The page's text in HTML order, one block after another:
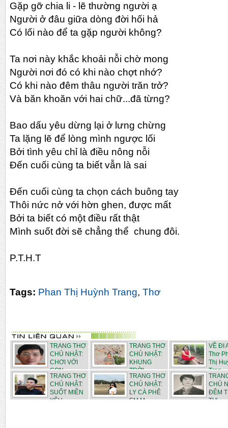
Gặp gỡ chia li - lẽ thường người ạ
Người ở đâu giữa dòng đời hối hả
Có lối nào để ta gặp người không?
Ta nơi này khắc khoải nỗi chờ mong
Người nơi đó có khi nào chợt nhớ?
Có khi nào đêm thâu người trăn trở?
Và băn khoăn với hai chữ...đã từng?
Bao dấu yêu dừng lại ở lưng chừng
Ta lặng lẽ để lòng mình ngược lối
Bởi tình yêu chỉ là điều nông nỗi
Đến cuối cùng ta biết vẫn là sai
Đến cuối cùng ta chọn cách buông tay
Thôi nức nở với hờn ghen, được mất
Bởi ta biết có một điều rất thật
Mình suốt đời sẽ chẳng thể chung đôi.
P.T.H.T
Tags: Phan Thị Huỳnh Trang, Thơ
TRANG THƠ
CHỦ NHẬT:
CHƠI VỚI
CON - ...
TRANG THƠ
CHỦ NHẬT:
KHUNG
TRỜI
THÁN...
VỀ ĐI
Thơ
Thị
Tran...
TRANG THƠ
CHỦ NHẬT:
SUỐT MIỀN
YÊU -...
TRANG THƠ
CHỦ NHẬT:
LY CÀ PHÊ
EM M...
CHỦ
ĐÊM
TƯ - ...